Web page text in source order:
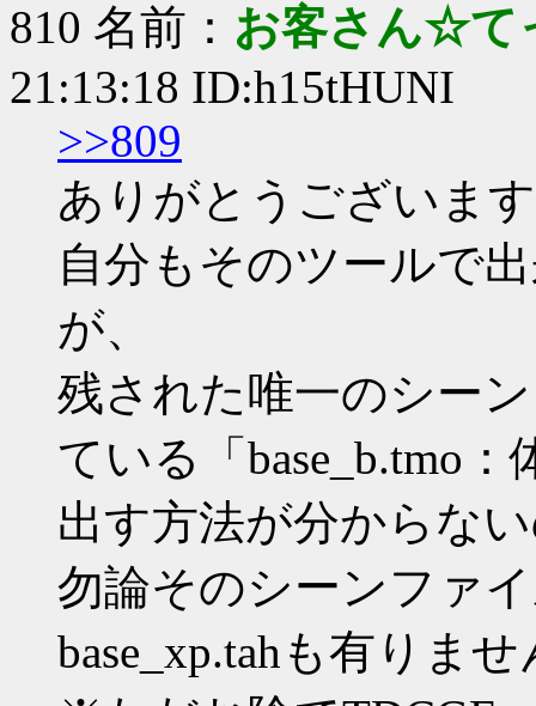
810 名前： お客さん☆て
21:13:18 ID:h15tHUNI
>>809
ありがとうございま
自分もそのツールで
が、
残された唯一のシー
ている「base_b.tmo
出す方法が分からな
勿論そのシーンファ
base_xp.tahも有りませ